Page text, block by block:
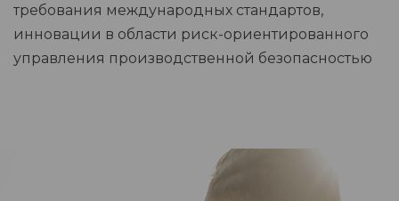
требования международных стандартов,
инновации в области риск-ориентированного
управления производственной безопасностью